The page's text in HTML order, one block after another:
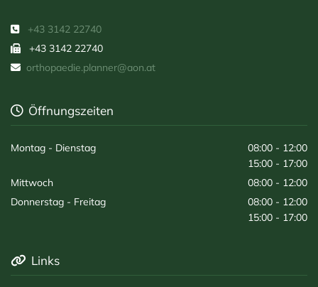
 +43 3142 22740
 +43 3142 22740
 orthopaedie.planner@aon.at
Öffnungszeiten
Montag - Dienstag
08:00 - 12:00
15:00 - 17:00
Mittwoch
08:00 - 12:00
Donnerstag - Freitag
08:00 - 12:00
15:00 - 17:00
 Links